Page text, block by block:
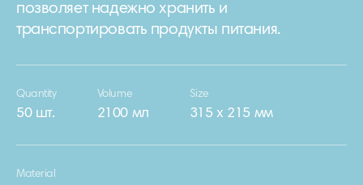
позволяет надежно хранить и
транспортировать продукты питания.
Quantity
50 шт.
Volume
2100 мл
Size
315 х 215 мм
Material